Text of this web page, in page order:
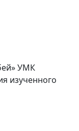
УМК
изученного